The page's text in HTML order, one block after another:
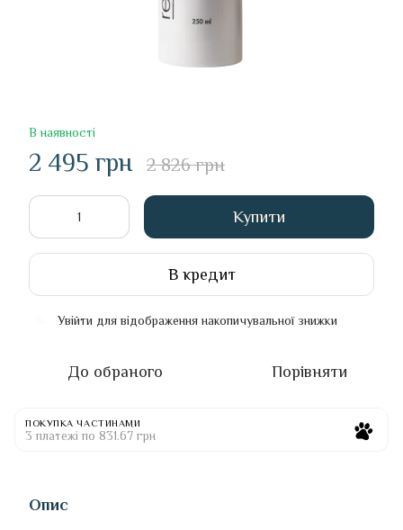
В наявності
2 495 грн 2 826 грн
Купити
В кредит
Увійти для відображення накопичувальної знижки
До обраного Порівняти
ПОКУПКА ЧАСТИНАМИ
3 платежі по 831.67 грн
Опис